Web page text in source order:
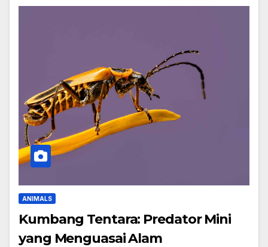
ANIMALS
Kumbang Tentara: Predator Mini
yang Menguasai Alam